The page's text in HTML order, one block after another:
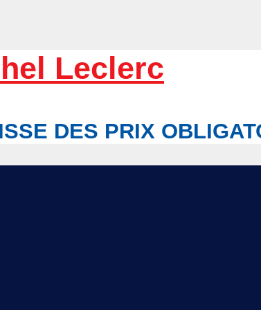
Leclerc
DES PRIX